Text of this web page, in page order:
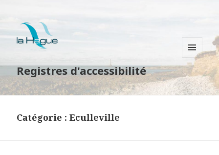
Registres d'accessibilité
MENU
ET
WIDGETS
Catégorie : Eculleville